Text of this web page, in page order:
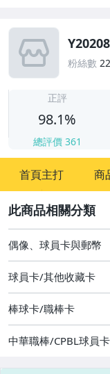
粉絲數
正評
98.1%
總評價 361
首頁主打 商
偶像、球員卡與郵幣
偶像、球員卡與郵幣
球員卡/其他收藏卡
棒球卡/職棒卡
中華職棒/CPBL球員卡